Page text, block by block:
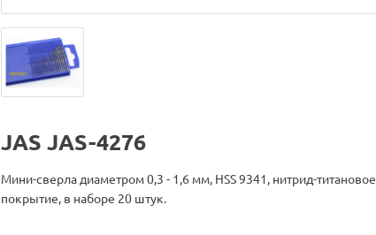
JAS JAS-4276
Мини-сверла диаметром 0,3 - 1,6 мм, HSS 9341, нитрид-титановое
покрытие, в наборе 20 штук.